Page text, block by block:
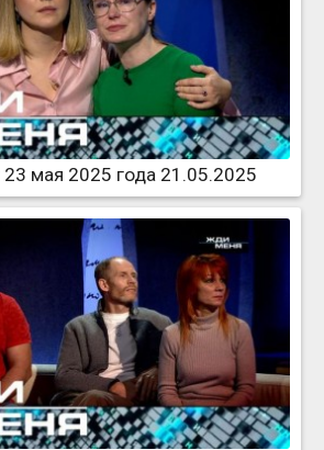
мая 2025 года 21.05.2025